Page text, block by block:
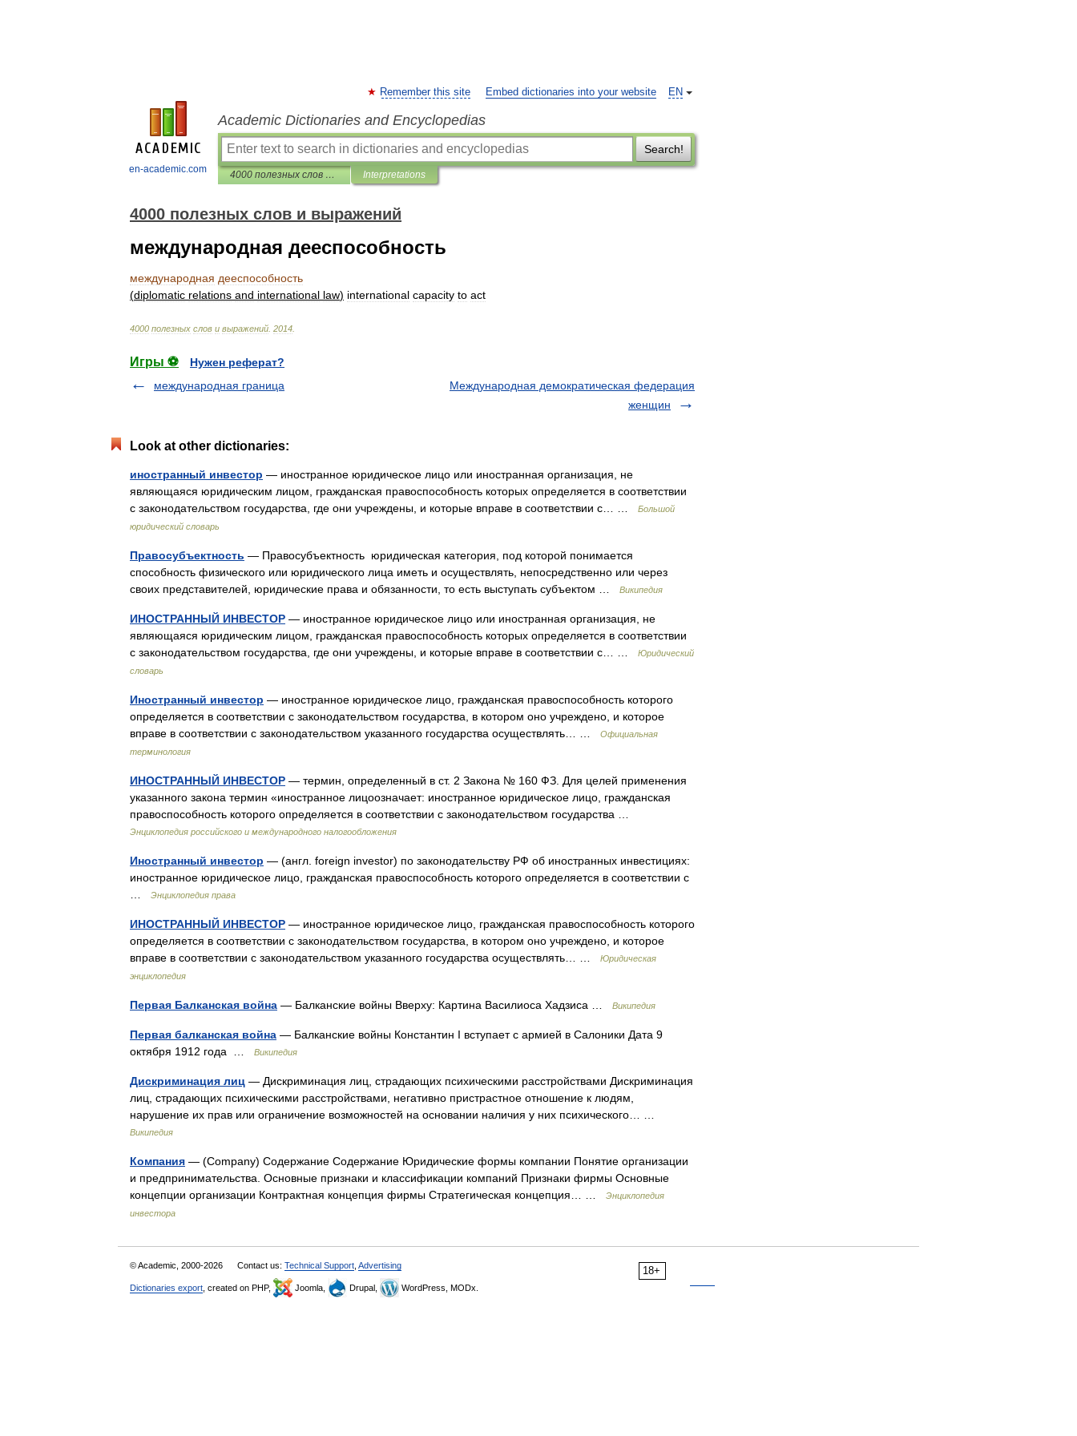
en-academic.com
EN
Remember this site Embed dictionaries into your website
Academic Dictionaries and Encyclopedias
Search!
4000 полезных слов и выражений Interpretations
4000 полезных слов и выражений
международная дееспособность
международная дееспособность
(diplomatic relations and international law) international capacity to act
4000 полезных слов и выражений 2014
Игры ⚽
Нужен реферат?
международная граница
Международная демократическая федерация
женщин
Look at other dictionaries:
иностранный инвестор — иностранное юридическое лицо или иностранная организация, не
являющаяся юридическим лицом, гражданская правоспособность которых определяется в соответствии
с законодательством государства, где они учреждены, и которые вправе в соответствии с… …
Большой
юридический словарь
Правосубъектность — Правосубъектность юридическая категория, под которой понимается
способность физического или юридического лица иметь и осуществлять, непосредственно или через
своих представителей, юридические права и обязанности, то есть выступать субъектом …
Википедия
ИНОСТРАННЫЙ ИНВЕСТОР — иностранное юридическое лицо или иностранная организация, не
являющаяся юридическим лицом, гражданская правоспособность которых определяется в соответствии
с законодательством государства, где они учреждены, и которые вправе в соответствии с… …
Юридический
словарь
Иностранный инвестор — иностранное юридическое лицо, гражданская правоспособность которого
определяется в соответствии с законодательством государства, в котором оно учреждено, и которое
вправе в соответствии с законодательством указанного государства осуществлять… …
Официальная
терминология
ИНОСТРАННЫЙ ИНВЕСТОР — термин, определенный в ст. 2 Закона № 160 ФЗ. Для целей применения
указанного закона термин «иностранное лицоозначает: иностранное юридическое лицо, гражданская
правоспособность которого определяется в соответствии с законодательством государства …
Энциклопедия российского и международного налогообложения
Иностранный инвестор — (англ. foreign investor) по законодательству РФ об иностранных инвестициях:
иностранное юридическое лицо, гражданская правоспособность которого определяется в соответствии с
Энциклопедия права
ИНОСТРАННЫЙ ИНВЕСТОР — иностранное юридическое лицо, гражданская правоспособность которого
определяется в соответствии с законодательством государства, в котором оно учреждено, и которое
вправе в соответствии с законодательством указанного государства осуществлять… …
Юридическая
энциклопедия
Первая Балканская война — Балканские войны Вверху: Картина Василиоса Хадзиса … Википедия
Первая балканская война — Балканские войны Константин I вступает с армией в Салоники Дата 9
октября 1912 года …
Википедия
Дискриминация лиц — Дискриминация лиц, страдающих психическими расстройствами Дискриминация
лиц, страдающих психическими расстройствами, негативно пристрастное отношение к людям,
нарушение их прав или ограничение возможностей на основании наличия у них психического… …
Википедия
Компания — (Company) Содержание Содержание Юридические формы компании Понятие организации
и предпринимательства. Основные признаки и классификации компаний Признаки фирмы Основные
концепции организации Контрактная концепция фирмы Стратегическая концепция… …
Энциклопедия
инвестора
18+
© Academic, 2000-2026 Contact us: Technical Support Advertising
Dictionaries export , created on PHP, Joomla, Drupal, WordPress, MODx.